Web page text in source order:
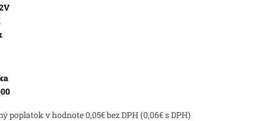
v hodnote 0,05€ bez DPH (0,06€ s DPH)